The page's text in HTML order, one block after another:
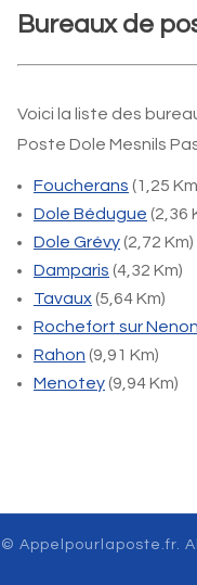
Bureaux de
Voici la liste des
Poste Dole Mesnils
Foucherans (1,25
Dole Bédugue (2,36
Dole Grévy(2,72 Km)
Damparis (4,32 Km)
Tavaux(5,64 Km)
Rochefort sur Nenon
Rahon (9,91 Km)
Menotey(9,94 Km)
© Appelpourlaposte.fr.